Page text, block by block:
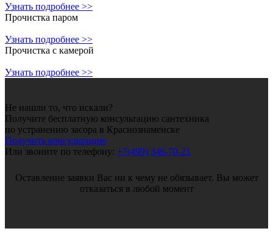
Узнать подробнее >>
Прочистка паром
Узнать подробнее >>
Прочистка с камерой
Узнать подробнее >>
Не нашли то, что искали?
Получите бесплатную консультацию сантехника
по устранению засора в Краснознаменске
Получить консультацию
Или звоните по телефону: +7(499) 346-70-21
Оставление заявки Вас ни к чему не обязывает. Вы может
отказаться в любой момент